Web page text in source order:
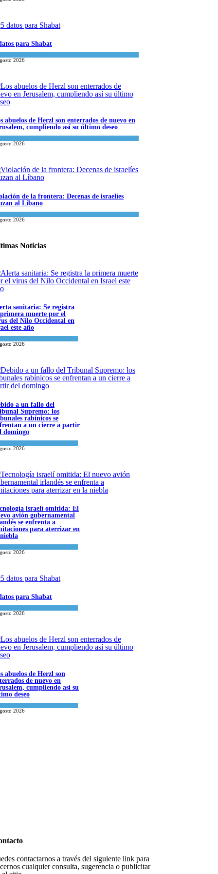
para Shabat
2026
abuelos de Herzl son enterrados de nuevo en
cumpliendo así su último deseo
2026
de la frontera: Decenas de israelíes
al Líbano
2026
Noticias
sanitaria: Se registra
muerte por el
del Nilo Occidental en
este año
2026
a un fallo del
Supremo: los
rabínicos se
a un cierre a partir
domingo
2026
israelí omitida: El
avión gubernamental
se enfrenta a
para aterrizar en
2026
para Shabat
2026
abuelos de Herzl son
de nuevo en
cumpliendo así su
deseo
2026
contactarnos a través del siguiente link para
cualquier consulta, sugerencia o publicitar